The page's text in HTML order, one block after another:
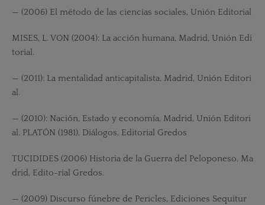
— (2006) El método de las ciencias sociales, Unión Editorial
MISES, L. VON (2004): La acción humana, Madrid, Unión Edi
torial.
— (2011): La mentalidad anticapitalista, Madrid, Unión Editori
al.
— (2010): Nación, Estado y economía, Madrid, Unión Editori
al. PLATÓN (1981), Diálogos, Editorial Gredos
TUCIDIDES (2006) Historia de la Guerra del Peloponeso, Ma
drid, Edito-rial Gredos.
— (2009) Discurso fúnebre de Pericles, Ediciones Sequitur